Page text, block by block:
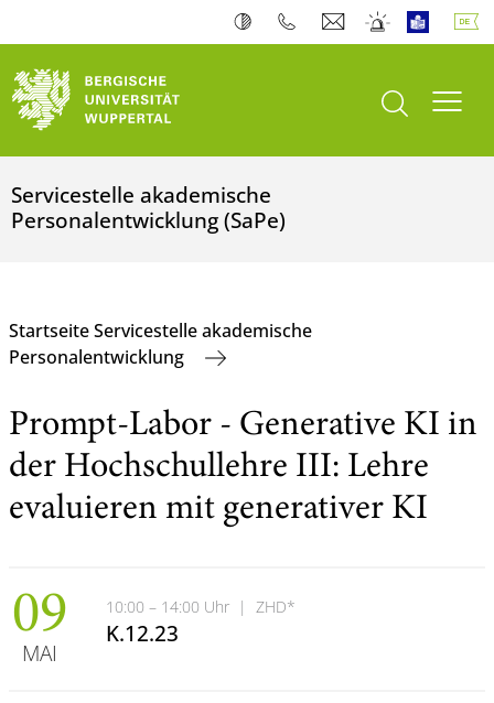
Suche öffnen
Servicestelle akademische
Personalentwicklung (SaPe)
Startseite Servicestelle akademische
Personalentwicklung
Prompt-Labor - Generative KI in
der Hochschullehre III: Lehre
evaluieren mit generativer KI
09
MAI
10:00 – 14:00 Uhr | ZHD*
K.12.23